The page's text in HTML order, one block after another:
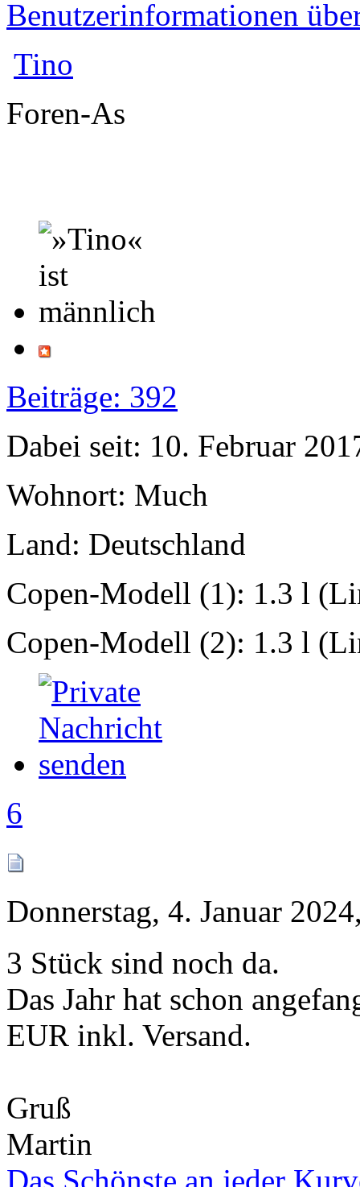
Benutzerinformationen
Tino
Foren-As
Beiträge: 392
Dabei seit: 10. Februar
Wohnort: Much
Land: Deutschland
Copen-Modell (1): 1.3 l
Copen-Modell (2): 1.3 l
6
Donnerstag, 4. Januar
3 Stück sind noch da.
Das Jahr hat schon
EUR inkl. Versand.
Gruß
Martin
Das Schönste an jeder